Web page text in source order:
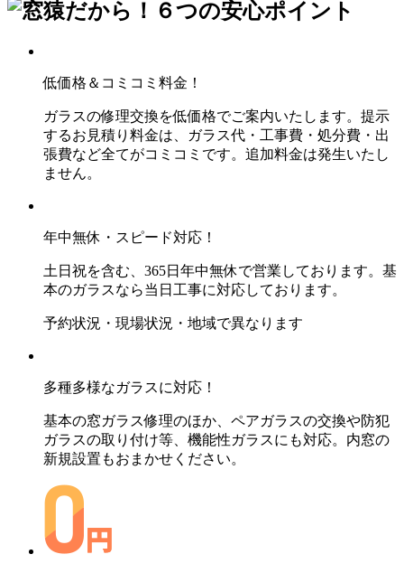
低価格＆コミコミ料金！
ガラスの修理交換を低価格でご案内いたします。提示
するお見積り料金は、ガラス代・工事費・処分費・出
張費など全てがコミコミです。追加料金は発生いたし
ません。
年中無休・スピード対応！
土日祝を含む、365日年中無休で営業しております。基
本のガラスなら当日工事に対応しております。
予約状況・現場状況・地域で異なります
多種多様なガラスに対応！
基本の窓ガラス修理のほか、ペアガラスの交換や防犯
ガラスの取り付け等、機能性ガラスにも対応。内窓の
新規設置もおまかせください。